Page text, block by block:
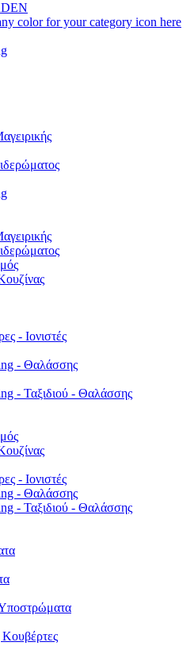
color for your category icon here
- Ιονιστές
- Θαλάσσης
- Ταξιδιού - Θαλάσσης
- Ιονιστές
- Θαλάσσης
- Ταξιδιού - Θαλάσσης
Κουβέρτες